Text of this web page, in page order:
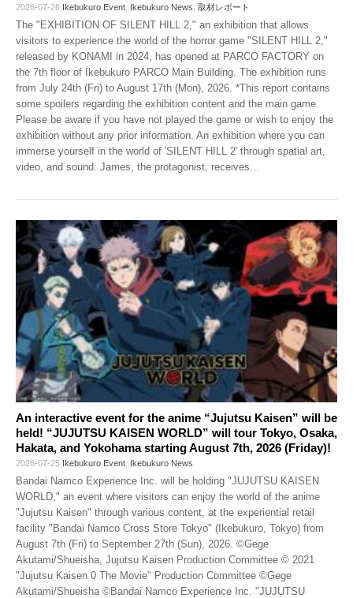
2026-07-26 Ikebukuro Event Ikebukuro News 取材レポート
The "EXHIBITION OF SILENT HILL 2," an exhibition that allows
visitors to experience the world of the horror game "SILENT HILL 2,"
released by KONAMI in 2024, has opened at PARCO FACTORY on
the 7th floor of Ikebukuro PARCO Main Building. The exhibition runs
from July 24th (Fri) to August 17th (Mon), 2026. *This report contains
some spoilers regarding the exhibition content and the main game.
Please be aware if you have not played the game or wish to enjoy the
exhibition without any prior information. An exhibition where you can
immerse yourself in the world of 'SILENT HILL 2' through spatial art,
video, and sound. James, the protagonist, receives…
An interactive event for the anime “Jujutsu Kaisen” will be
held! “JUJUTSU KAISEN WORLD” will tour Tokyo, Osaka,
Hakata, and Yokohama starting August 7th, 2026 (Friday)!
2026-07-25 Ikebukuro Event Ikebukuro News
Bandai Namco Experience Inc. will be holding "JUJUTSU KAISEN
WORLD," an event where visitors can enjoy the world of the anime
"Jujutsu Kaisen" through various content, at the experiential retail
facility "Bandai Namco Cross Store Tokyo" (Ikebukuro, Tokyo) from
August 7th (Fri) to September 27th (Sun), 2026. ©Gege
Akutami/Shueisha, Jujutsu Kaisen Production Committee © 2021
"Jujutsu Kaisen 0 The Movie" Production Committee ©Gege
Akutami/Shueisha ©Bandai Namco Experience Inc. "JUJUTSU